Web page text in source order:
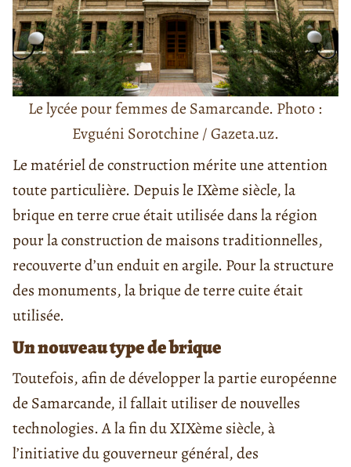
Le lycée pour femmes de Samarcande. Photo :
Evguéni Sorotchine / Gazeta.uz.
Le matériel de construction mérite une attention
toute particulière. Depuis le IXème siècle, la
brique en terre crue était utilisée dans la région
pour la construction de maisons traditionnelles,
recouverte d’un enduit en argile. Pour la structure
des monuments, la brique de terre cuite était
utilisée.
Un nouveau type de brique
Toutefois, afin de développer la partie européenne
de Samarcande, il fallait utiliser de nouvelles
technologies. A la fin du XIXème siècle, à
l’initiative du gouverneur général, des